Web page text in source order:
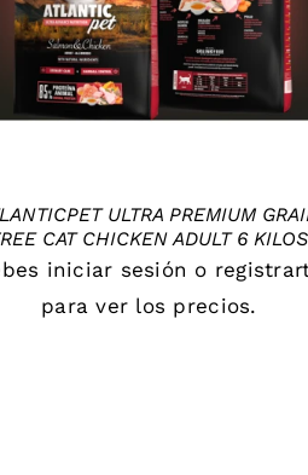
ULTRA PREMIUM
CAT CHICKEN ADULT 6 KILOS
iniciar sesión o
para ver los precios.